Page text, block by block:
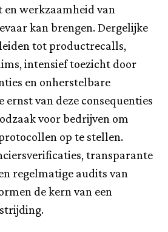
werkzaamheid van
kan brengen. Dergelijke
tot productrecalls,
intensief toezicht door
en onherstelbare
ernst van deze consequenties
voor bedrijven om
op te stellen.
transparante
regelmatige audits van
de kern van een